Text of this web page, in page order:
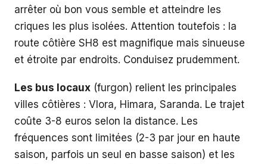
arrêter où bon vous semble et atteindre les
criques les plus isolées. Attention toutefois : la
route côtière SH8 est magnifique mais sinueuse
et étroite par endroits. Conduisez prudemment.
Les bus locaux (furgon) relient les principales
villes côtières : Vlora, Himara, Saranda. Le trajet
coûte 3-8 euros selon la distance. Les
fréquences sont limitées (2-3 par jour en haute
saison, parfois un seul en basse saison) et les